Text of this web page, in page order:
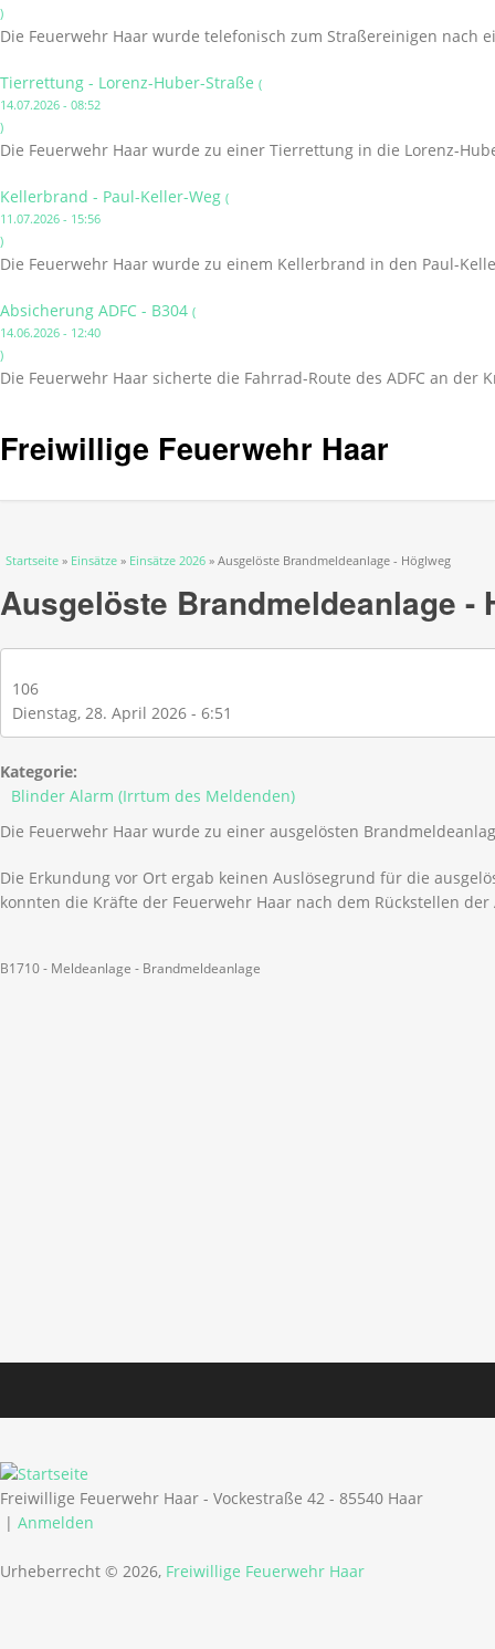
)
Die Feuerwehr Haar wurde telefonisch zum Straßereinigen nach
Tierrettung - Lorenz-Huber-Straße (
14.07.2026 - 08:52
)
Die Feuerwehr Haar wurde zu einer Tierrettung in die Lorenz-
Kellerbrand - Paul-Keller-Weg (
11.07.2026 - 15:56
)
Die Feuerwehr Haar wurde zu einem Kellerbrand in den Paul-
Absicherung ADFC - B304 (
14.06.2026 - 12:40
)
Die Feuerwehr Haar sicherte die Fahrrad-Route des ADFC an der
Freiwillige Feuerwehr Haar
Sie sind hier
Startseite » Einsätze » Einsätze 2026 » Ausgelöste Brandmeldeanlage - Höglweg
Ausgelöste Brandmeldeanlage -
106
Dienstag, 28. April 2026 - 6:51
Kategorie:
Blinder Alarm (Irrtum des Meldenden)
Die Feuerwehr Haar wurde zu einer ausgelösten
Die Erkundung vor Ort ergab keinen Auslösegrund für die
konnten die Kräfte der Feuerwehr Haar nach dem Rückstellen
B1710 - Meldeanlage - Brandmeldeanlage
Freiwillige Feuerwehr Haar - Vockestraße 42 - 85540 Haar
| Anmelden
Urheberrecht © 2026, Freiwillige Feuerwehr Haar